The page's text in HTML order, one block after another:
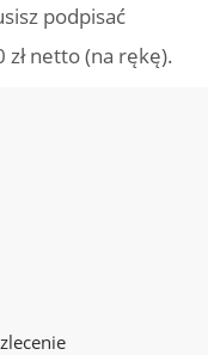
podpisać
netto (na rękę).